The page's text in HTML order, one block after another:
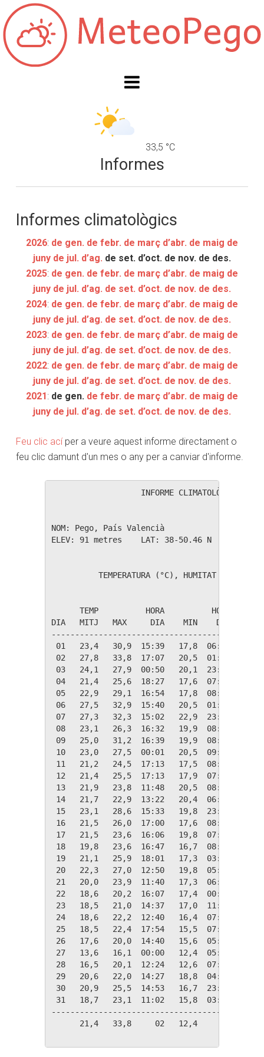
33,5 °C
Informes
Informes climatològics
2026: de gen. de febr. de març d’abr. de maig de
juny de jul. d’ag. de set. d’oct. de nov. de des.
2025: de gen. de febr. de març d’abr. de maig de
juny de jul. d’ag. de set. d’oct. de nov. de des.
2024: de gen. de febr. de març d’abr. de maig de
juny de jul. d’ag. de set. d’oct. de nov. de des.
2023: de gen. de febr. de març d’abr. de maig de
juny de jul. d’ag. de set. d’oct. de nov. de des.
2022: de gen. de febr. de març d’abr. de maig de
juny de jul. d’ag. de set. d’oct. de nov. de des.
2021 : de gen. de febr. de març d’abr. de maig de
juny de jul. d’ag. de set. d’oct. de nov. de des.
Feu clic acíper a veure aquest informe directament o
feu clic damunt d'un mes o any per a canviar d'informe.
INFORME CLIMATOLÒGIC
NOM: Pego, País Valencià
ELEV: 91 metres    LAT: 38-50.46 N    LONG:
TEMPERATURA (°C), HUMITAT (%),
TEMP          HORA          HORA
DIA   MITJ   MAX     DIA    MIN    DIA   HUM
01   23,4   30,9  15:39   17,8  06:31
02   27,8   33,8  17:07   20,5  01:35
03   24,1   27,9  00:50   20,1  23:51
04   21,4   25,6  18:27   17,6  07:49
05   22,9   29,1  16:54   17,8  08:12
06   27,5   32,9  15:40   20,5  01:46
07   27,3   32,3  15:02   22,9  23:21
08   23,1   26,3  16:32   19,9  08:01
09   25,0   31,2  16:39   19,9  08:36
10   23,0   27,5  00:01   20,5  09:03
11   21,2   24,5  17:13   17,5  08:33
12   21,4   25,5  17:13   17,9  07:35
13   21,9   23,8  11:48   20,5  08:14
14   21,7   22,9  13:22   20,4  06:06
15   23,1   28,6  15:33   19,8  23:48
16   21,5   26,0  17:00   17,6  08:02
17   21,5   23,6  16:06   19,8  07:01
18   19,8   23,6  16:47   16,7  08:39
19   21,1   25,9  18:01   17,3  03:48
20   22,3   27,0  12:50   19,8  05:06
21   20,0   23,9  11:40   17,3  06:15
22   18,6   20,2  16:07   17,4  00:08
23   18,5   21,0  14:37   17,0  11:24
24   18,6   22,2  12:40   16,4  07:24
25   18,5   22,4  17:54   15,5  07:52
26   17,6   20,0  14:40   15,6  05:36
27   13,6   16,1  00:00   12,4  05:43
28   16,5   20,1  12:24   12,6  07:42
29   20,6   22,0  14:27   18,8  04:52
30   20,9   25,5  14:53   16,7  23:57
31   18,7   23,1  11:02   15,8  03:03
21,4   33,8     02   12,4     27